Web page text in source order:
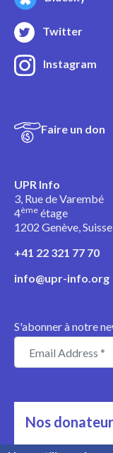
Twitter
Instagram
Faire un don
UPR Info
3, Rue de Varembé
4ème étage
1202 Genève, Suisse
+41 22 321 77 70
info@upr-info.org
S'abonner à notre
Nos
Ils nous